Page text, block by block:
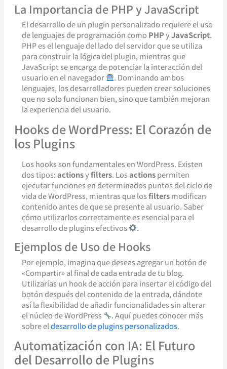
La Importancia de PHP y JavaScript
El desarrollo de un plugin personalizado requiere el uso
de lenguajes de programación como PHPyJavaScript.
PHP es el lenguaje del lado del servidor que se utiliza
para construir la lógica del plugin, mientras que
JavaScript se encarga de potenciar la interacción del
usuario en el navegador
. Dominando ambos
lenguajes, los desarrolladores pueden crear soluciones
que no solo funcionan bien, sino que también mejoran
la experiencia del usuario.
Hooks de WordPress: El Corazón de
los Plugins
Los hooks son fundamentales en WordPress. Existen
dos tipos:actionsyfilters. Losactionspermiten
ejecutar funciones en determinados puntos del ciclo de
vida de WordPress, mientras que losfiltersmodifican
contenido antes de que se presente al usuario. Saber
cómo utilizarlos correctamente es esencial para el
desarrollo de plugins efectivos
.
Ejemplos de Uso de Hooks
Por ejemplo, imagina que deseas agregar un botón de
«Compartir» al final de cada entrada de tu blog.
Utilizarías un hook de acción para insertar el código del
botón después del contenido de la entrada, dándote
así la flexibilidad de añadir funcionalidades sin alterar
el núcleo de WordPress
. Aquí puedes conocer más
sobre eldesarrollo de plugins personalizados.
Automatización con IA: El Futuro
del Desarrollo de Plugins